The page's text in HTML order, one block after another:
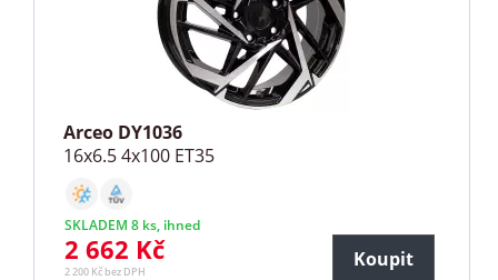
Arceo DY1036
16x6.5 4x100 ET35
SKLADEM 8 ks, ihned
2 662 Kč
2 200 Kč bez DPH
Koupit